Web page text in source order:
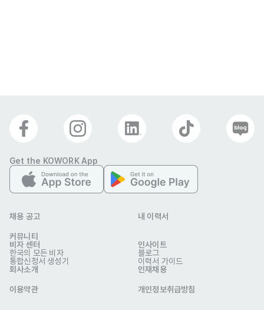
Get the KOWORK App
채용 공고 내 이력서
커뮤니티
비자 센터
한국의 모든 비자
통합신청서 생성기
인사이트
블로그
이력서 가이드
회사소개
인재채용
이용약관 개인정보취급방침